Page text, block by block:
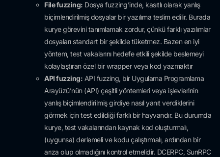
File fuzzing: Dosya fuzzing’inde, kasıtlı olarak yanlış
biçimlendirilmiş dosyalar bir yazılıma teslim edilir. Burada
kurye görevini tanımlamak zordur, çünkü farklı yazılımlar
dosyaları standart bir şekilde tüketmez. Bazen en iyi
yöntem, test vakalarını hedefe etkili şekilde beslemeyi
kolaylaştıran özel bir wrapper veya kod yazmaktır
API fuzzing: API fuzzing, bir Uygulama Programlama
Arayüzü’nün (API) çeşitli yöntemleri veya işlevlerinin
yanlış biçimlendirilmiş girdiye nasıl yanıt verdiklerini
görmek için test edildiği farklı bir hayvandır. Bu durumda
kurye, test vakalarından kaynak kod oluşturmalı,
(uygunsa) derlemeli ve kodu çalıştırmalı, ardından bir
arıza olup olmadığını kontrol etmelidir. DCERPC, SunRPC